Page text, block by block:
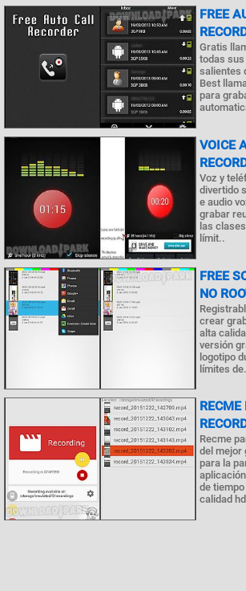
FREE
Gratis
todas
salientes
Best
para
VOICE
Voz y
divertido
e audio
grabar
las
límit..
FREE
NO
crear
alta
versión
logotipo
límites
RECME
Recme
del mejor
para la
de
calidad